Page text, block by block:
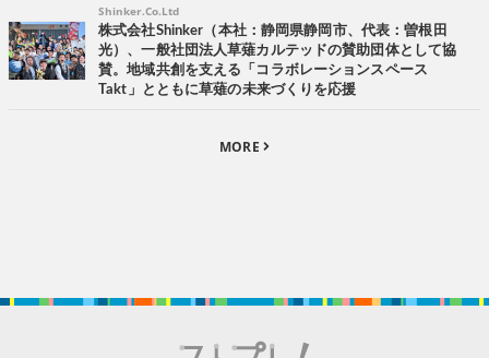
Shinker.Co.Ltd
株式会社Shinker（本社：静岡県静岡市、代表：曽根田
光）、一般社団法人草薙カルテッドの賛助団体として協
賛。地域共創を支える「コラボレーションスペース
Takt」とともに草薙の未来づくりを応援
MORE